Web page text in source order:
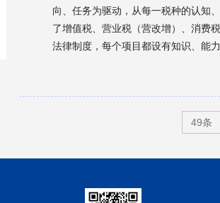
向、任务为驱动，从每一税种的认知
了增值税、营业税（营改增）、消费
法律制度，每个项目都设有知识、能
在学中做、做中学系统地掌握税法的
学内容与企业岗位需求的对接，为财
结构清晰、思路独特、实用性强，适
关专业的课程教材，也可作为在职财
49条